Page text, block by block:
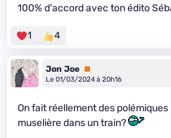
100% d'accord avec ton édito
1 4
Jon Joe Premium
Le 01/03/2024 à 20h16
On fait réellement des
muselière dans un train?